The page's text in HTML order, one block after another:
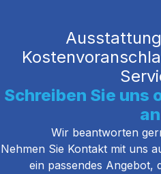
Schreiben Sie uns
Wir beantworten
Nehmen Sie Kontakt mit uns
ein passendes Angebot,